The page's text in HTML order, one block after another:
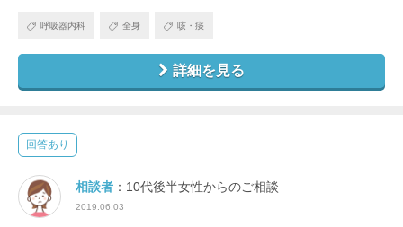
呼吸器内科 全身 咳・痰
詳細を見る
回答あり
相談者 ：10代後半女性からのご相談
2019.06.03